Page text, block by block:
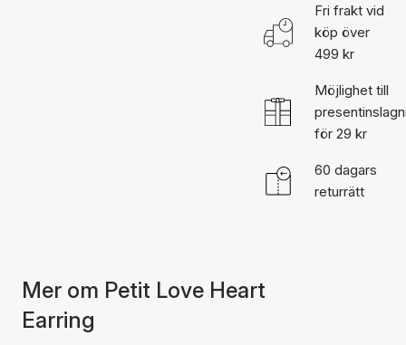
Fri frakt vid
köp över
499 kr
Möjlighet till
för 29 kr
60 dagars
returrätt
Mer om Petit Love Heart
Earring